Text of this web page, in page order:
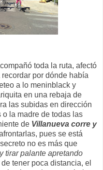
toda la ruta, afectó
por dónde había
a lo meninblack y
en una rebaja de
las subidas en dirección
la madre de todas las
de Villanueva corre y
pues se está
no es más que
tirar palante apretando
tener poca distancia, el